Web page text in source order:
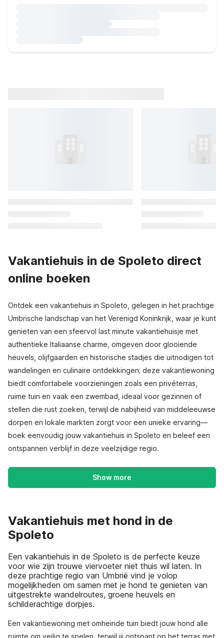
Vakantiehuis in de Spoleto direct
online boeken
Ontdek een vakantiehuis in Spoleto, gelegen in het prachtige
Umbrische landschap van het Verenigd Koninkrijk, waar je kunt
genieten van een sfeervol last minute vakantiehuisje met
authentieke Italiaanse charme, omgeven door glooiende
heuvels, olijfgaarden en historische stadjes die uitnodigen tot
wandelingen en culinaire ontdekkingen; deze vakantiewoning
biedt comfortabele voorzieningen zoals een privéterras,
ruime tuin en vaak een zwembad, ideaal voor gezinnen of
stellen die rust zoeken, terwijl de nabijheid van middeleeuwse
dorpen en lokale markten zorgt voor een unieke ervaring—
boek eenvoudig jouw vakantiehuis in Spoleto en beleef een
ontspannen verblijf in deze veelzijdige regio.
Show more
Vakantiehuis met hond in de
Spoleto
Een vakantiehuis in de Spoleto is de perfecte keuze
voor wie zijn trouwe viervoeter niet thuis wil laten. In
deze prachtige regio van Umbrië vind je volop
mogelijkheden om samen met je hond te genieten van
uitgestrekte wandelroutes, groene heuvels en
schilderachtige dorpjes.
Een vakantiewoning met omheinde tuin biedt jouw hond alle
ruimte om veilig te spelen, terwijl jij ontspant op het terras met